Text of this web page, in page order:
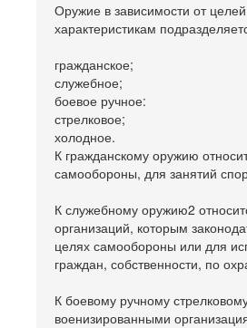
Оружие в зависимости от
характеристикам
гражданское;
служебное;
боевое ручное:
стрелковое;
холодное.
К гражданскому оружию
самообороны, для занятий
К служебному оружию2
организаций, которым
целях самообороны или для
граждан, собственности, по
К боевому ручному
военизированными